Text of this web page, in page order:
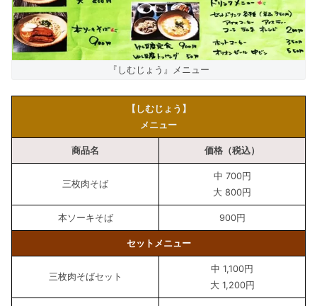
『しむじょう』メニュー
【しむじょう】
メニュー
商品名 価格（税込）
三枚肉そば
中 700円
大 800円
本ソーキそば 900円
セットメニュー
三枚肉そばセット
中 1,100円
大 1,200円